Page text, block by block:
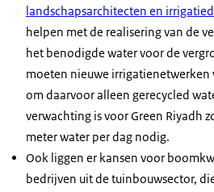
landschapsarchitecten en
helpen met de realisering van de
het benodigde water voor de
moeten nieuwe irrigatienetwerken
om daarvoor alleen gerecycled
verwachting is voorGreen Riyadh
meter water per dag nodig.
Ook liggen er kansen voor
bedrijven uit de tuinbouwsector,